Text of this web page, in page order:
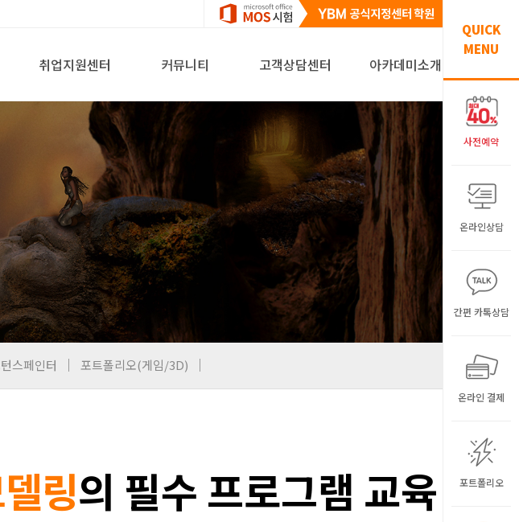
취업지원센터 커뮤니티 고객상담센터 아카데미소개
QUICK
MENU
사전예약
온라인상담
간편 카톡상담
온라인 결제
포트폴리오
스페인터 포트폴리오(게임/3D)
링의 필수 프로그램 교육